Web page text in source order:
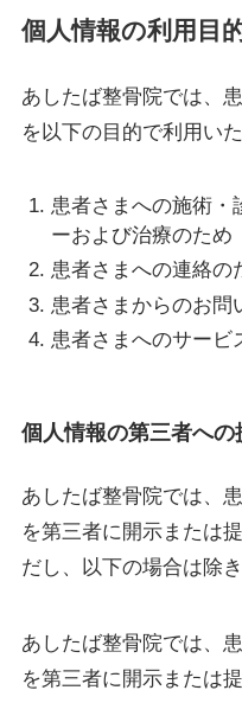
個人情報の利用目
あしたば整骨院では、
を以下の目的で利用いた
患者さまへの施術・
ーおよび治療のため
患者さまへの連絡の
患者さまからのお問
患者さまへのサービ
個人情報の第三者への
あしたば整骨院では、
を第三者に開示または
だし、以下の場合は除き
あしたば整骨院では、
を第三者に開示または